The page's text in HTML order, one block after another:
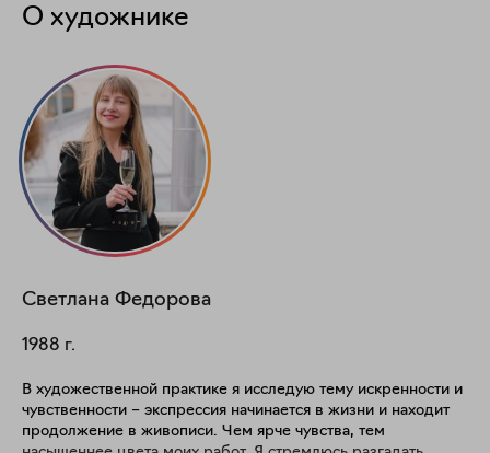
О художнике
Светлана Федорова
1988 г.
В художественной практике я исследую тему искренности и
чувственности – экспрессия начинается в жизни и находит
продолжение в живописи. Чем ярче чувства, тем